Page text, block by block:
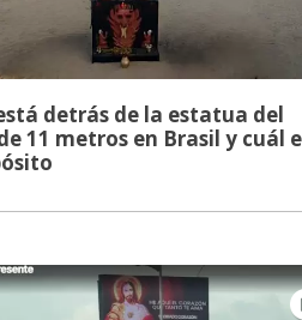
detrás de la estatua del
11 metros en Brasil y cuál